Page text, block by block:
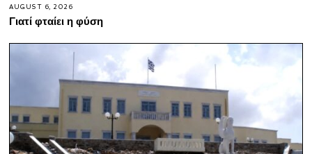
AUGUST 6, 2026
Γιατί φταίει η φύση